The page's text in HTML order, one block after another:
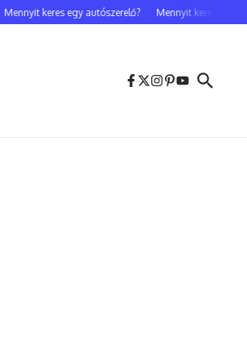
Mennyit keres egy autószerelő? Mennyit keres egy